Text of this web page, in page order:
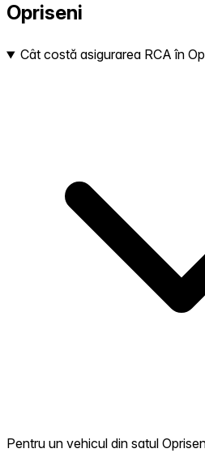
Opriseni
Cât costă asigurarea RCA în
Pentru un vehicul din satul